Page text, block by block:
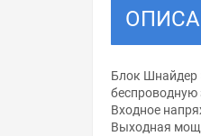
Блок Шнайдер
беспроводную
Входное
Выходная